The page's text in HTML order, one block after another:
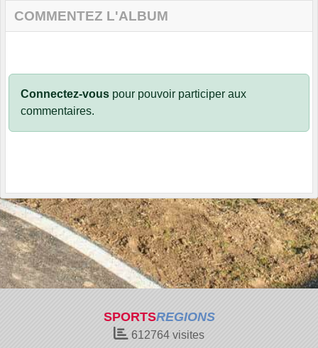
COMMENTEZ L'ALBUM
Connectez-vous pour pouvoir participer aux
commentaires.
SPORTSREGIONS
612764 visites